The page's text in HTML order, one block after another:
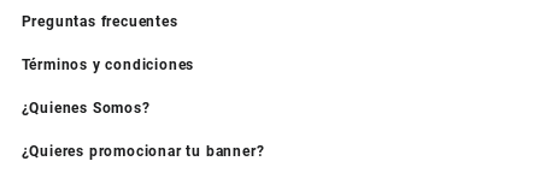
Preguntas frecuentes
Términos y condiciones
¿Quienes Somos?
¿Quieres promocionar tu banner?